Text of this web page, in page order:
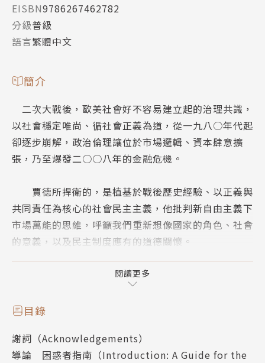
EISBN9786267462782
分級普級
語言繁體中文
簡介
二次大戰後，歐美社會好不容易建立起的治理共識，
以社會穩定唯尚、循社會正義為道，從一九八○年代起
卻逐步崩解，政治倫理讓位於市場邏輯、資本肆意擴
張，乃至爆發二○○八年的金融危機。
賈德所捍衛的，是植基於戰後歷史經驗、以正義與
共同責任為核心的社會民主主義，他批判新自由主義下
市場萬能的思維，呼籲我們重新想像國家的角色、社會
的意義，以及民主制度應有的道德關懷。
如同愛德蒙．柏克所說，社會是生者、死者與未來
者之間的契約；賈德在本書中，正是試圖喚回這種跨世
代的倫理想像。他不只為當代困惑者診斷時代病灶，更
的備忘錄。
閱讀更多
目錄
謝詞（Acknowledgements）
導論 困惑者指南（Introduction: A Guide for the